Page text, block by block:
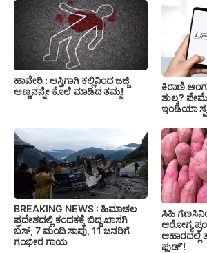
ಹಾವೇರಿ : ಆಸ್ತಿಗಾಗಿ ಕಲ್ಲಿನಿಂದ ಜಜ್ಜಿ
ಅಣ್ಣನನ್ನೇ ಕೊಲೆ ಮಾಡಿದ ತಮ್ಮ!
ಕಿರಾಣಿ
ಶುಲ್ಕ?
ಇಂಡಿಯಾ
BREAKING NEWS : ಹಿಮಾಚಲ
ಪ್ರದೇಶದಲ್ಲಿ ಕಂದಕಕ್ಕೆ ಬಿದ್ದ ಖಾಸಗಿ
ಬಸ್; 7 ಮಂದಿ ಸಾವು, 11 ಜನರಿಗೆ
ಗಂಭೀರ ಗಾಯ
ಸಿಹಿ
ಆರೋಗ್ಯ
ಆಹಾರದಲ್ಲಿ
ಫುಡ್’!